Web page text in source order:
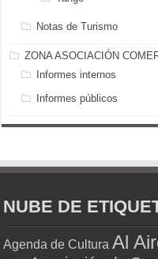
Notas de Turismo
ZONA ASOCIACIÓN
Informes internos
Informes públicos
NUBE DE
Agenda de Cultura Al